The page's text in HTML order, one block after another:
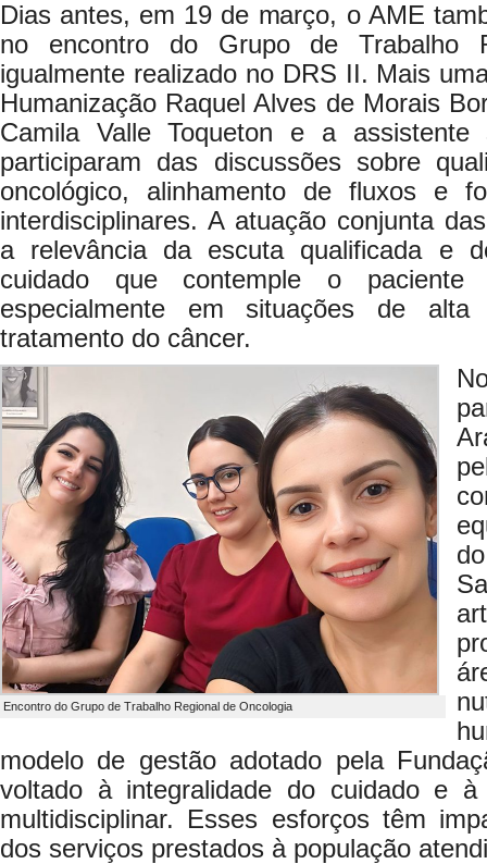
Dias antes, em 19 de março, o AME
no encontro do Grupo de Trabalho
igualmente realizado no DRS II. Mais
Humanização Raquel Alves de Morais
Camila Valle Toqueton e a assistente
participaram das discussões sobre
oncológico, alinhamento de fluxos e
interdisciplinares. A atuação conjunta
a relevância da escuta qualificada e
cuidado que contemple o paciente
especialmente em situações de alta
tratamento do câncer.
Encontro do Grupo de Trabalho Regional de Oncologia
modelo de gestão adotado pela
voltado à integralidade do cuidado e à
multidisciplinar. Esses esforços têm
dos serviços prestados à população